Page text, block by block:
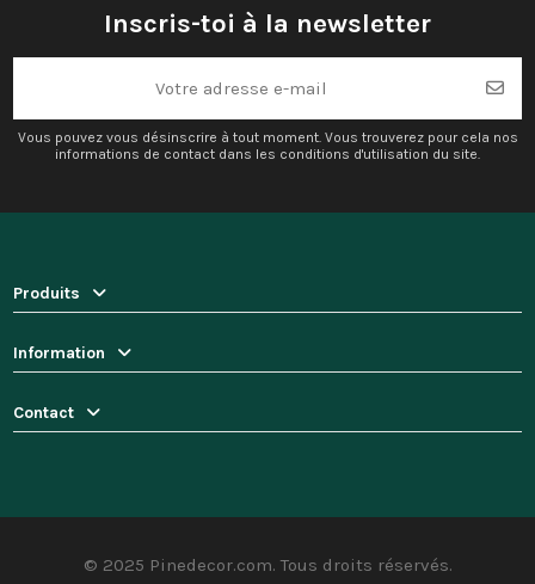
Inscris-toi à la newsletter
Vous pouvez vous désinscrire à tout moment. Vous trouverez pour cela nos
informations de contact dans les conditions d'utilisation du site.
Produits
Information
Contact
© 2025 Pinedecor.com. Tous droits réservés.